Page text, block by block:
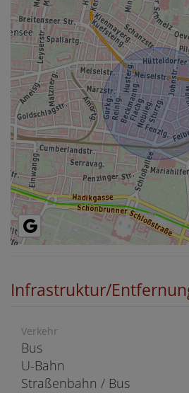
Infrastruktur/
Verkehr
Bus
U-Bahn
Straßenbahn / Bus